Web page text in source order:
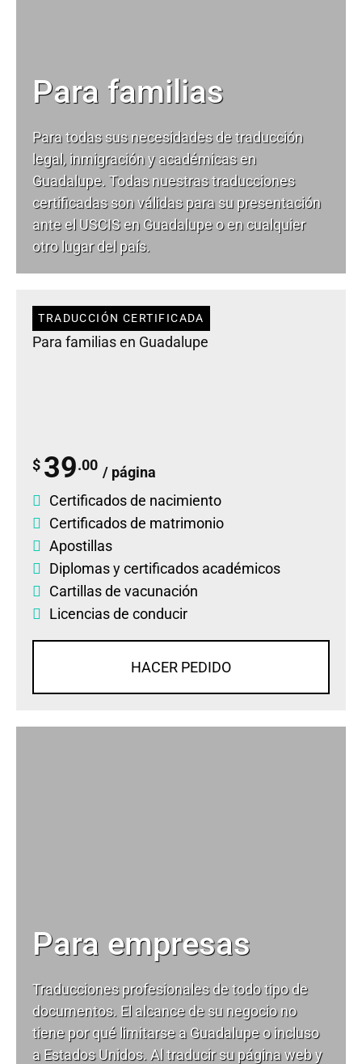
Para familias
Para todas sus necesidades detraducción
legal, inmigración y académicas en
Guadalupe. Todas nuestras traducciones
certificadas son válidas para su presentación
ante el USCIS en Guadalupe o en cualquier
otro lugar del país.
TRADUCCIÓN CERTIFICADA
Para familias en Guadalupe
$ 39.00 / página
Certificados de nacimiento
Certificados de matrimonio
Apostillas
Diplomasycertificados académicos
Cartillas de vacunación
Licencias de conducir
HACER PEDIDO
Para empresas
Traducciones profesionales de todo tipo de
documentos. El alcance de su negocio no
tiene por qué limitarse a Guadalupe o incluso
a Estados Unidos. Al traducir su página web y